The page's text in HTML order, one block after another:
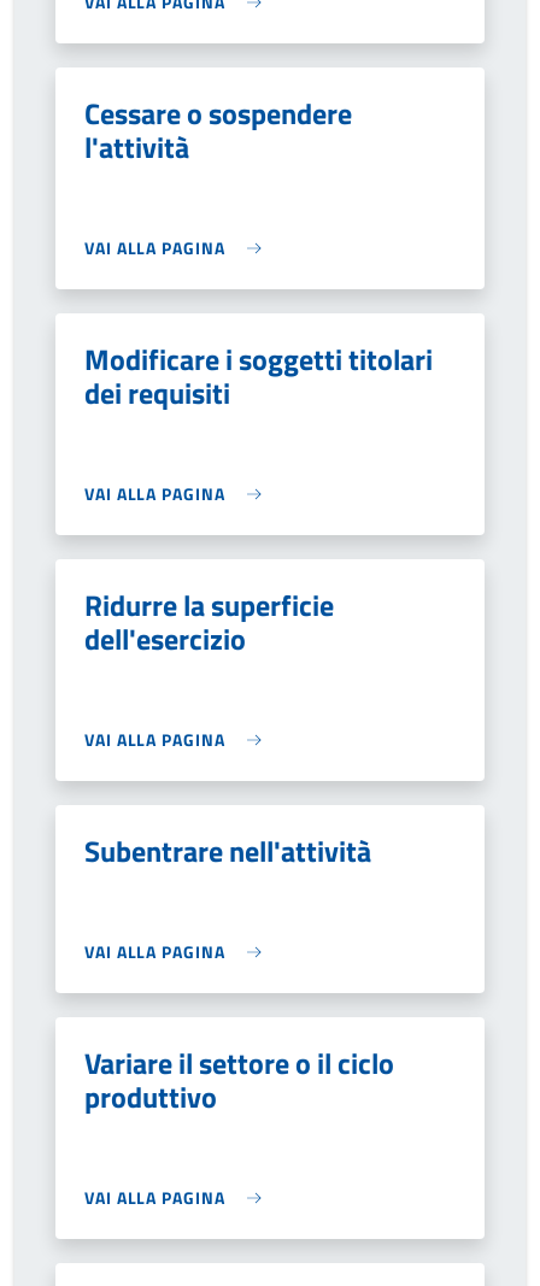
Cessare o sospendere
l'attività
VAI ALLA PAGINA
Modificare i soggetti titolari
dei requisiti
VAI ALLA PAGINA
Ridurre la superficie
dell'esercizio
VAI ALLA PAGINA
Subentrare nell'attività
VAI ALLA PAGINA
Variare il settore o il ciclo
produttivo
VAI ALLA PAGINA